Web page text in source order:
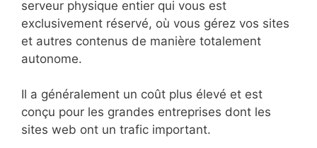
serveur physique entier qui vous est
exclusivement réservé, où vous gérez vos sites
et autres contenus de manière totalement
autonome.
Il a généralement un coût plus élevé et est
conçu pour les grandes entreprises dont les
sites web ont un trafic important.